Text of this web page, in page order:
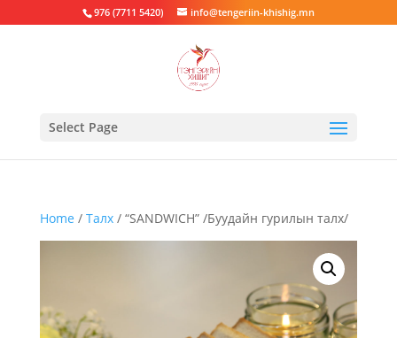
976 (7711 5420) info@tengeriin-khishig.mn
Select Page
Home / Талх/ “SANDWICH” /Буудайн гурилын талх/